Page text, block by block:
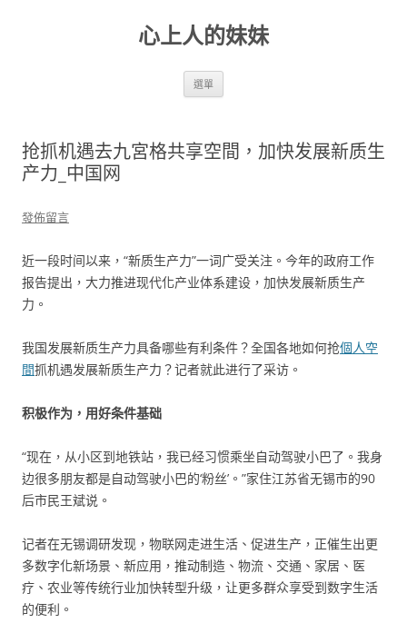
心上人的妹妹
選單
抢抓机遇去九宮格共享空間，加快发展新质生
产力_中国网
發佈留言
近一段时间以来，“新质生产力”一词广受关注。今年的政府工作
报告提出，大力推进现代化产业体系建设，加快发展新质生产
力。
我国发展新质生产力具备哪些有利条件？全国各地如何抢個人空
間抓机遇发展新质生产力？记者就此进行了采访。
积极作为，用好条件基础
“现在，从小区到地铁站，我已经习惯乘坐自动驾驶小巴了。我身
边很多朋友都是自动驾驶小巴的‘粉丝’。”家住江苏省无锡市的90
后市民王斌说。
记者在无锡调研发现，物联网走进生活、促进生产，正催生出更
多数字化新场景、新应用，推动制造、物流、交通、家居、医
疗、农业等传统行业加快转型升级，让更多群众享受到数字生活
的便利。